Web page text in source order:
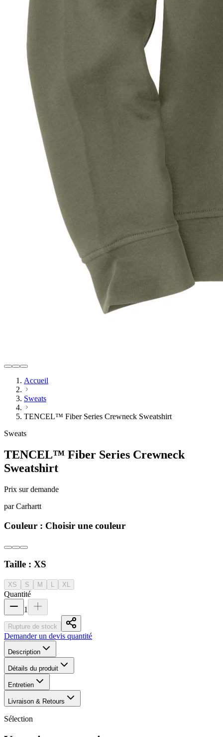
Accueil
Sweats
TENCEL™ Fiber Series Crewneck Sweatshirt
Sweats
TENCEL™ Fiber Series Crewneck
Sweatshirt
Prix sur demande
par Carhartt
Couleur : Choisir une couleur
Taille : XS
XS S M L XL
Quantité
1
Rupture de stock
Demander un devis quantité
Description
Détails du produit
Entretien
Livraison & Retours
Sélection